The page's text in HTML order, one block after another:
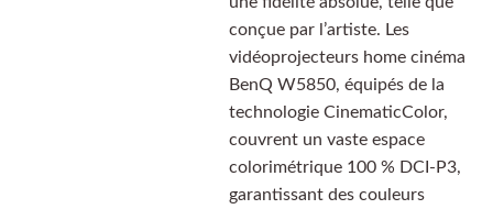
conçue par l’artiste. Les
vidéoprojecteurs home cinéma
BenQ W5850, équipés de la
technologie CinematicColor,
couvrent un vaste espace
colorimétrique 100 % DCI-P3,
garantissant des couleurs